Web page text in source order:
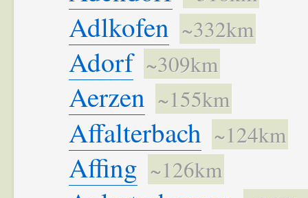
Adlkofen ~332km
Adorf ~309km
Aerzen ~155km
Affalterbach ~124km
Affing ~126km